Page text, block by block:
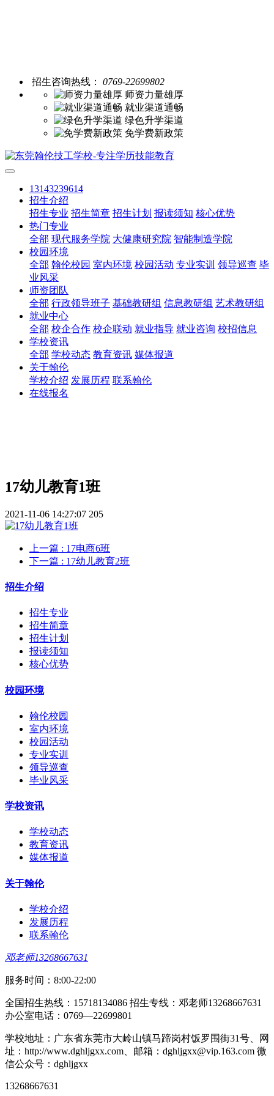
招生咨询热线：
0769-22699802
师资力量雄厚
就业渠道通畅
绿色升学渠道
免学费新政策
13143239614
招生介绍
招生专业 招生简章 招生计划 报读须知 核心优势
热门专业
全部 现代服务学院 大健康研究院 智能制造学院
校园环境
全部 翰伦校园 室内环境 校园活动 专业实训 领导巡查 毕
业风采
师资团队
全部 行政领导班子 基础教研组 信息教研组 艺术教研组
就业中心
全部 校企合作 校企联动 就业指导 就业咨询 校招信息
学校资讯
全部 学校动态 教育资讯 媒体报道
关于翰伦
学校介绍 发展历程 联系翰伦
在线报名
17幼儿教育1班
2021-11-06 14:27:07 205
上一篇 : 17电商6班
下一篇 : 17幼儿教育2班
招生介绍
招生专业
招生简章
招生计划
报读须知
核心优势
校园环境
翰伦校园
室内环境
校园活动
专业实训
领导巡查
毕业风采
学校资讯
学校动态
教育资讯
媒体报道
关于翰伦
学校介绍
发展历程
联系翰伦
邓老师13268667631
服务时间：8:00-22:00
全国招生热线：15718134086 招生专线：邓老师13268667631
办公室电话：0769—22699801
学校地址：广东省东莞市大岭山镇马蹄岗村饭罗围街31号、网
址：http://www.dghljgxx.com、邮箱：dghljgxx@vip.163.com 微
信公众号：dghljgxx
13268667631